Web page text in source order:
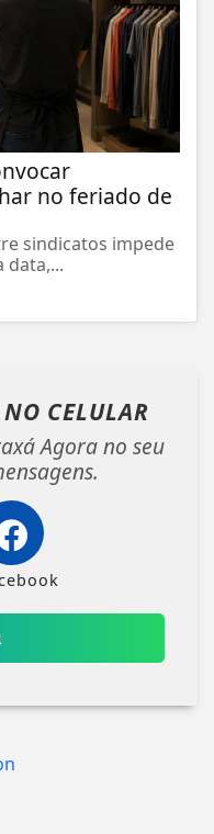
no feriado de
sindicatos impede
data,...
NO CELULAR
Agora no seu